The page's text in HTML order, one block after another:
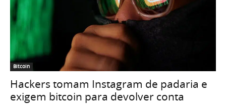
Bitcoin
Hackers tomam Instagram de padaria e
exigem bitcoin para devolver conta